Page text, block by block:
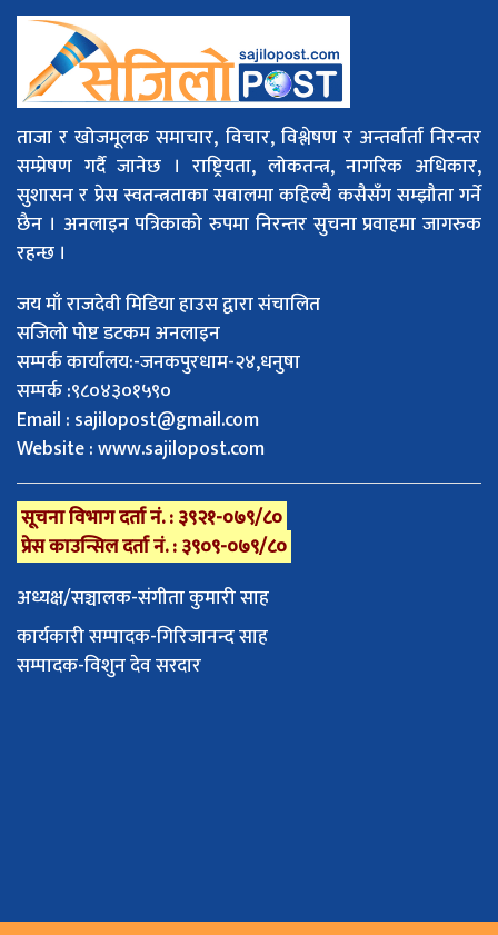
ताजा र खोजमूलक समाचार, विचार, विश्लेषण र अन्तर्वार्ता निरन्तर
सम्प्रेषण गर्दै जानेछ । राष्ट्रियता, लोकतन्त्र, नागरिक अधिकार,
सुशासन र प्रेस स्वतन्त्रताका सवालमा कहिल्यै कसैसँग सम्झौता गर्ने
छैन । अनलाइन पत्रिकाको रुपमा निरन्तर सुचना प्रवाहमा जागरुक
रहन्छ ।
जय माँ राजदेवी मिडिया हाउस द्वारा संचालित
सजिलो पोष्ट डटकम अनलाइन
सम्पर्क कार्यालय:-जनकपुरधाम-२४,धनुषा
सम्पर्क :९८०४३०१५९०
Email : sajilopost@gmail.com
Website : www.sajilopost.com
सूचना विभाग दर्ता नं. : ३९२१-०७९/८०
प्रेस काउन्सिल दर्ता नं. : ३९०९-०७९/८०
अध्यक्ष/सञ्चालक-संगीता कुमारी साह
कार्यकारी सम्पादक-गिरिजानन्द साह
सम्पादक-विशुन देव सरदार